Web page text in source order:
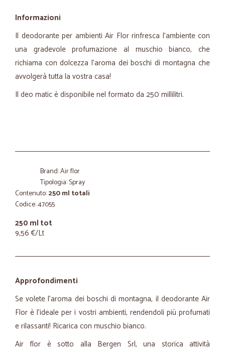
Informazioni
Il deodorante per ambienti Air Flor rinfresca l'ambiente con
una gradevole profumazione al muschio bianco, che
richiama con dolcezza l'aroma dei boschi di montagna che
avvolgerà tutta la vostra casa!
Il deo matic è disponibile nel formato da 250 millilitri.
Brand: Air flor
Tipologia: Spray
Contenuto:250 ml totali
Codice: 47055
250 ml tot
9,56 €/Lt
Approfondimenti
Se volete l'aroma dei boschi di montagna, il deodorante Air
Flor è l'ideale per i vostri ambienti, rendendoli più profumati
e rilassanti! Ricarica con muschio bianco.
Air flor è sotto alla Bergen Srl, una storica attività